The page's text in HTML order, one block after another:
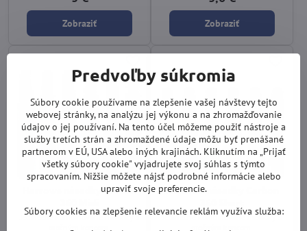
Zobraziť Zobraziť
Harrows násadky Carbon
Jedinečné kombinované násadky s
Harrows násadky Carbon
Jedinečné kombinované násadky s
Predvoľby súkromia
Súbory cookie používame na zlepšenie vašej návštevy tejto
webovej stránky, na analýzu jej výkonu a na zhromažďovanie
údajov o jej používaní. Na tento účel môžeme použiť nástroje a
služby tretích strán a zhromaždené údaje môžu byť prenášané
partnerom v EÚ, USA alebo iných krajinách. Kliknutím na „Prijať
všetky súbory cookie" vyjadrujete svoj súhlas s týmto
spracovaním. Nižšie môžete nájsť podrobné informácie alebo
upraviť svoje preferencie.
Súbory cookies na zlepšenie relevancie reklám využíva služba: